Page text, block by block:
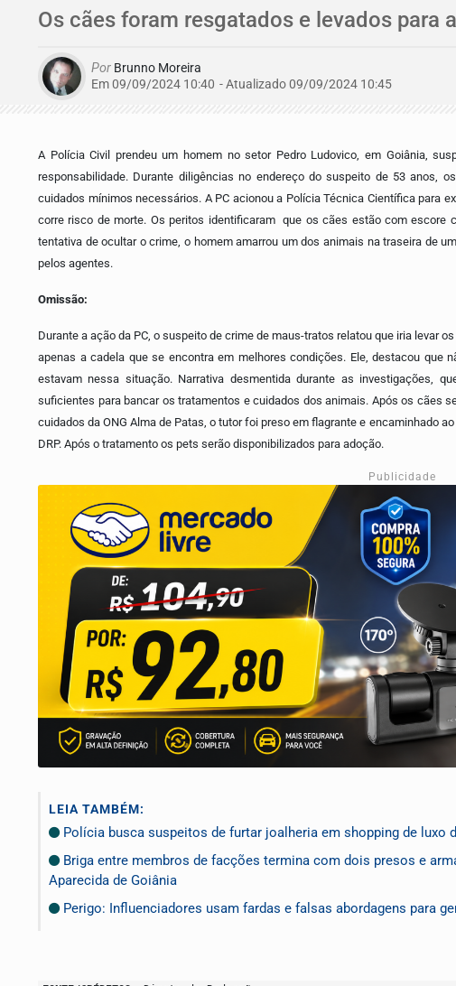
Os cães foram resgatados e levados para
Por Brunno Moreira
Em 09/09/2024 10:40 - Atualizado09/09/2024 10:45
A Polícia Civil prendeu um homem no setor Pedro Ludovico, em Goiânia,
responsabilidade. Durante diligências no endereço do suspeito de 53 anos,
cuidados mínimos necessários. A PC acionou a Polícia Técnica Científica para
corre risco de morte. Os peritos identificaram que os cães estão com escore
tentativa de ocultar o crime, o homem amarrou um dos animais na traseira de
pelos agentes.
Omissão:
Durante a ação da PC, o suspeito de crime de maus-tratos relatou que iria levar
apenas a cadela que se encontra em melhores condições. Ele, destacou que
estavam nessa situação. Narrativa desmentida durante as investigações,
suficientes para bancar os tratamentos e cuidados dos animais. Após os cães
cuidados da ONG Alma de Patas, o tutor foi preso em flagrante e encaminhado
DRP. Após o tratamento os pets serão disponibilizados para adoção.
Publicidade
LEIA TAMBÉM:
Polícia busca suspeitos de furtar joalheria em shopping de luxo
Briga entre membros de facções termina com dois presos e
Aparecida de Goiânia
Perigo: Influenciadores usam fardas e falsas abordagens para